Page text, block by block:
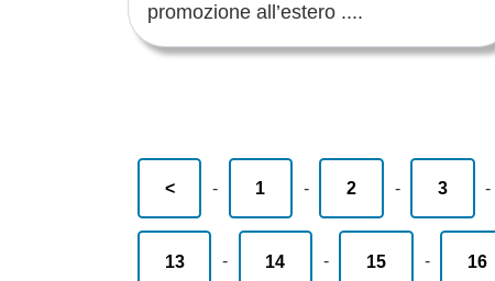
promozione all’estero ....
< - 1 - 2 - 3 -
13 - 14 - 15 - 16